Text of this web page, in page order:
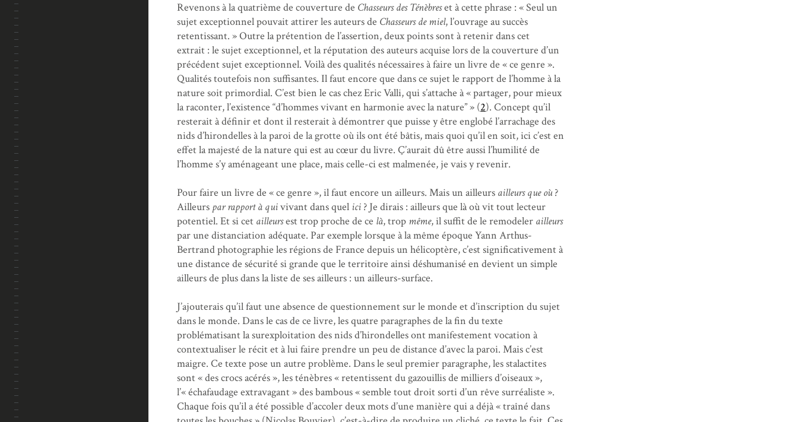
Revenons à la quatrième de couverture de Chasseurs des Ténèbreset à cette phrase : « Seul un
sujet exceptionnel pouvait attirer les auteurs de Chasseurs de miel, l’ouvrage au succès
retentissant. » Outre la prétention de l’assertion, deux points sont à retenir dans cet
extrait : le sujet exceptionnel, et la réputation des auteurs acquise lors de la couverture d’un
précédent sujet exceptionnel. Voilà des qualités nécessaires à faire un livre de « ce genre ».
Qualités toutefois non suffisantes. Il faut encore que dans ce sujet le rapport de l’homme à la
nature soit primordial. C’est bien le cas chez Eric Valli, qui s’attache à « partager, pour mieux
la raconter, l’existence “d’hommes vivant en harmonie avec la nature” » (2). Concept qu’il
resterait à définir et dont il resterait à démontrer que puisse y être englobé l’arrachage des
nids d’hirondelles à la paroi de la grotte où ils ont été bâtis, mais quoi qu’il en soit, ici c’est en
effet la majesté de la nature qui est au cœur du livre. Ç’aurait dû être aussi l’humilité de
l’homme s’y aménageant une place, mais celle-ci est malmenée, je vais y revenir.
Pour faire un livre de « ce genre », il faut encore un ailleurs. Mais un ailleurs ailleurs que où?
Ailleurs par rapport à quivivant dans quel ici ? Je dirais : ailleurs que là où vit tout lecteur
potentiel. Et si cet ailleursest trop proche de ce là, trop même, il suffit de le remodeler ailleurs
par une distanciation adéquate. Par exemple lorsque à la même époque Yann Arthus-
Bertrand photographie les régions de France depuis un hélicoptère, c’est significativement à
une distance de sécurité si grande que le territoire ainsi déshumanisé en devient un simple
ailleurs de plus dans la liste de ses ailleurs : un ailleurs-surface.
J’ajouterais qu’il faut une absence de questionnement sur le monde et d’inscription du sujet
dans le monde. Dans le cas de ce livre, les quatre paragraphes de la fin du texte
problématisant la surexploitation des nids d’hirondelles ont manifestement vocation à
contextualiser le récit et à lui faire prendre un peu de distance d’avec la paroi. Mais c’est
maigre. Ce texte pose un autre problème. Dans le seul premier paragraphe, les stalactites
sont « des crocs acérés », les ténèbres « retentissent du gazouillis de milliers d’oiseaux »,
l’« échafaudage extravagant » des bambous « semble tout droit sorti d’un rêve surréaliste ».
Chaque fois qu’il a été possible d’accoler deux mots d’une manière qui a déjà « traîné dans